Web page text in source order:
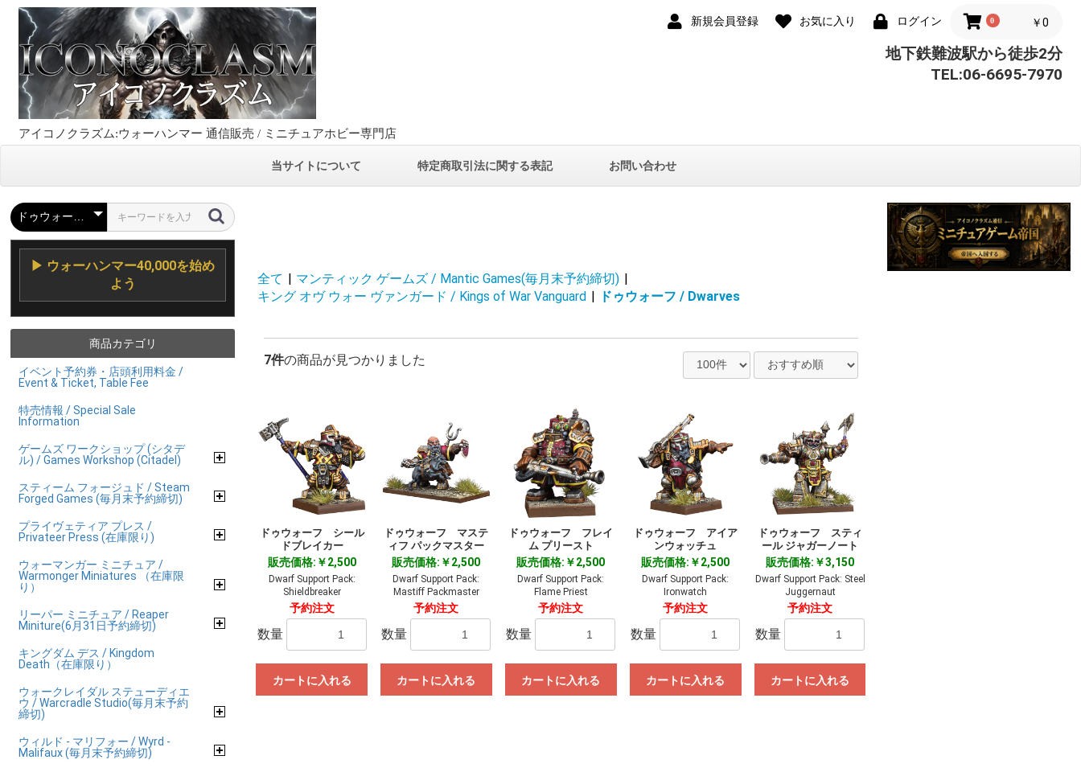
新規会員登録 お気に入り ログイン 0 ￥0
アイコノクラズム:ウォーハンマー 通信販売 / ミニチュアホビー専門店
地下鉄難波駅から徒歩2分
TEL:06-6695-7970
当サイトについて 特定商取引法に関する表記 お問い合わせ
▶ ウォーハンマー40,000を始め
よう
商品カテゴリ
イベント予約券・店頭利用料金 /
Event & Ticket, Table Fee
特売情報 / Special Sale
Information
ゲームズ ワークショップ (シタデ
ル) / Games Workshop (Citadel)
スティーム フォージュド / Steam
Forged Games (毎月末予約締切)
プライヴェティア プレス /
Privateer Press (在庫限り)
ウォーマンガー ミニチュア /
Warmonger Miniatures （在庫限
り）
リーパー ミニチュア / Reaper
Miniture(6月31日予約締切)
キングダム デス / Kingdom
Death（在庫限り）
ウォークレイダル ステューディエ
ウ / Warcradle Studio(毎月末予約
締切)
ウィルド - マリフォー / Wyrd -
Malifaux (毎月末予約締切)
全て | マンティック ゲームズ / Mantic Games(毎月末予約締切) |
キング オヴ ウォー ヴァンガード / Kings of War Vanguard | ドゥウォーフ / Dwarves
7件の商品が見つかりました
ドゥウォーフ シール
ドブレイカー
販売価格:￥2,500
Dwarf Support Pack:
Shieldbreaker
予約注文
数量
カートに入れる
ドゥウォーフ マステ
ィフ パックマスター
販売価格:￥2,500
Dwarf Support Pack:
Mastiff Packmaster
予約注文
数量
カートに入れる
ドゥウォーフ フレイ
ム プリースト
販売価格:￥2,500
Dwarf Support Pack:
Flame Priest
予約注文
数量
カートに入れる
ドゥウォーフ アイア
ンウォッチュ
販売価格:￥2,500
Dwarf Support Pack:
Ironwatch
予約注文
数量
カートに入れる
ドゥウォーフ スティ
ール ジャガーノート
販売価格:￥3,150
Dwarf Support Pack: Steel
Juggernaut
予約注文
数量
カートに入れる